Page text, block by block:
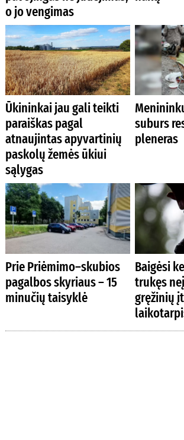
o jo vengimas
Ūkininkai jau gali teikti
paraiškas pagal
atnaujintas apyvartinių
paskolų žemės ūkiui
sąlygas
suburs
pleneras
Prie Priėmimo–skubios
pagalbos skyriaus – 15
minučių taisyklė
Baigėsi
trukęs
gręžinių